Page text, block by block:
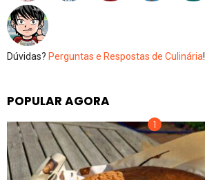
Dúvidas? Perguntas e Respostas de Culinária!
POPULAR AGORA